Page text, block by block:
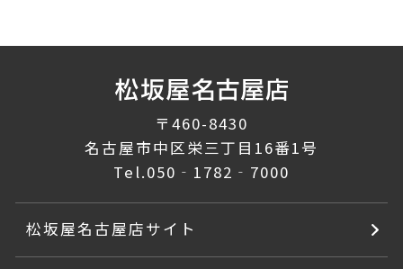
〒460-8430
名古屋市中区栄三丁目16番1号
Tel.050‐1782‐7000
松坂屋名古屋店サイト